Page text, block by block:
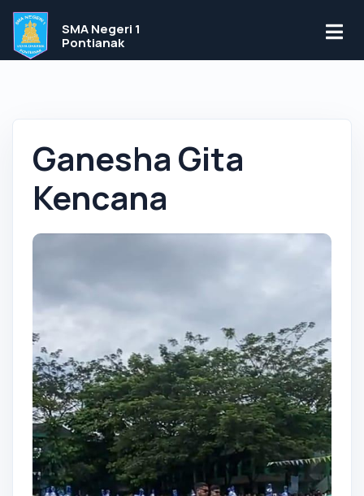
SMA Negeri 1
Pontianak
Ganesha Gita
Kencana